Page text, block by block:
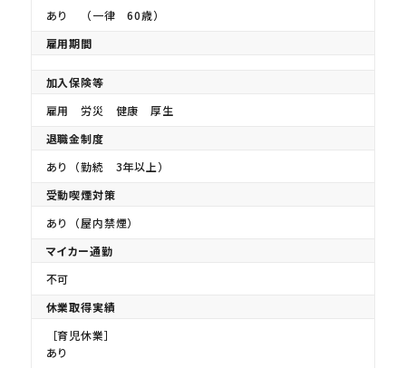
あり （一律 60歳）
雇用期間
加入保険等
雇用 労災 健康 厚生
退職金制度
あり（勤続 3年以上）
受動喫煙対策
あり（屋内禁煙）
マイカー通勤
不可
休業取得実績
［育児休業］
あり